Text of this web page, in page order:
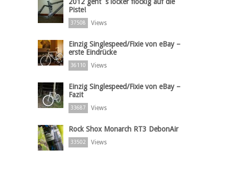
Piste!
37508 Views
Einzig Singlespeed/Fixie von eBay –
erste Eindrücke
36110 Views
Einzig Singlespeed/Fixie von eBay –
Fazit
33687 Views
Rock Shox Monarch RT3 DebonAir
33502 Views